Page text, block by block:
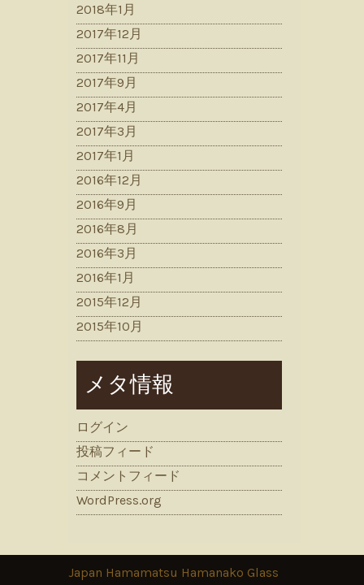
2018年1月
2017年12月
2017年11月
2017年9月
2017年4月
2017年3月
2017年1月
2016年12月
2016年9月
2016年8月
2016年3月
2016年1月
2015年12月
2015年10月
メタ情報
ログイン
投稿フィード
コメントフィード
WordPress.org
Japan Hamamatsu Hamanako Glass